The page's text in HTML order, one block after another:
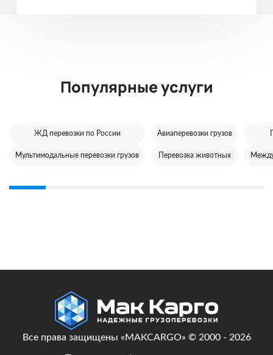
Популярные услуги
ЖД перевозки по России
Мультимодальные перевозки грузов
Авиаперевозки грузов
Перевозка животных
Все права защищены «MAKCARGO» © 2000 - 2026